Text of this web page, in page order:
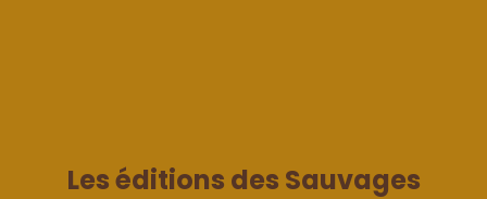
Les éditions des Sauvages